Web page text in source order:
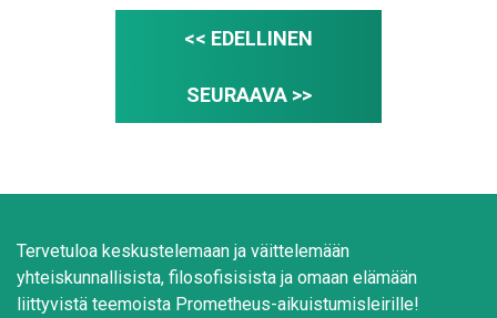
<< EDELLINEN
SEURAAVA >>
Tervetuloa keskustelemaan ja väittelemään
yhteiskunnallisista, filosofisisista ja omaan elämään
liittyvistä teemoista Prometheus-aikuistumisleirille!